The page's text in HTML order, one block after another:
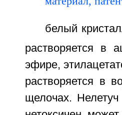
белый
растворяется в
эфире,
растворяется в
щелочах.